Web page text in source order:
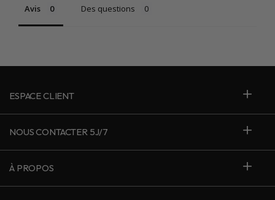
Avis Des questions
ESPACE CLIENT
NOUS CONTACTER 5J/7
À PROPOS